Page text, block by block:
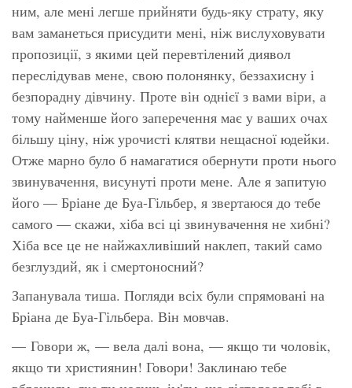
ним, але мені легше прийняти будь-яку страту, яку
вам заманеться присудити мені, ніж вислуховувати
пропозиції, з якими цей перевтілений диявол
переслідував мене, свою полонянку, беззахисну і
безпорадну дівчину. Проте він однієї з вами віри, а
тому найменше його заперечення має у ваших очах
більшу ціну, ніж урочисті клятви нещасної юдейки.
Отже марно було б намагатися обернути проти нього
звинувачення, висунуті проти мене. Але я запитую
його — Бріане де Буа-Гільбер, я звертаюся до тебе
самого — скажи, хіба всі ці звинувачення не хибні?
Хіба все це не найжахливіший наклеп, такий само
безглуздий, як і смертоносний?
Запанувала тиша. Погляди всіх були спрямовані на
Бріана де Буа-Гільбера. Він мовчав.
— Говори ж, — вела далі вона, — якщо ти чоловік,
якщо ти християнин! Говори! Заклинаю тебе